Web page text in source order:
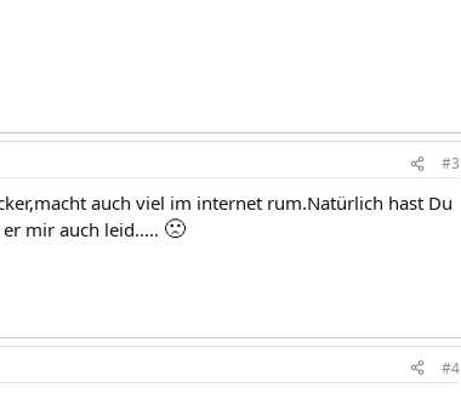
#3
auch viel im internet rum.Natürlich hast Du
mir auch leid..... 🙁
#4